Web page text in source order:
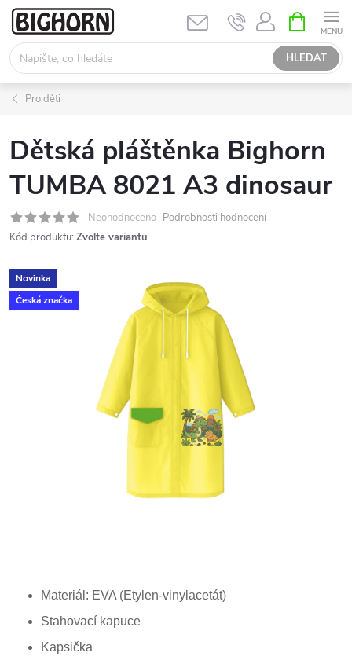
Přejít
obsah
HLEDAT
NÁKUPNÍ
KOŠÍK
Pro děti
Dětská pláštěnka Bighorn
TUMBA 8021 A3 dinosaur
Neohodnoceno Podrobnosti hodnocení
Kód produktu: Zvolte variantu
Novinka
Česká značka
Materiál: EVA (Etylen-vinylacetát)
Stahovací kapuce
Kapsička